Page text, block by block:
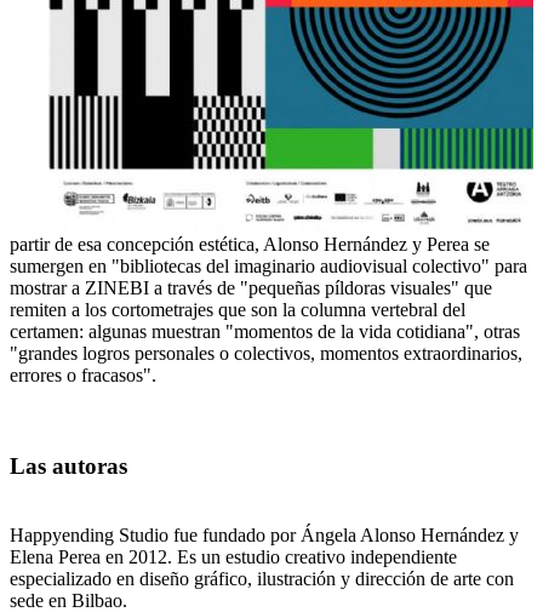
partir de esa concepción estética, Alonso Hernández y Perea se
sumergen en "bibliotecas del imaginario audiovisual colectivo" para
mostrar a ZINEBI a través de "pequeñas píldoras visuales" que
remiten a los cortometrajes que son la columna vertebral del
certamen: algunas muestran "momentos de la vida cotidiana", otras
"grandes logros personales o colectivos, momentos extraordinarios,
errores o fracasos".
Las autoras
Happyending Studio fue fundado por Ángela Alonso Hernández y
Elena Perea en 2012. Es un estudio creativo independiente
especializado en diseño gráfico, ilustración y dirección de arte con
sede en Bilbao.